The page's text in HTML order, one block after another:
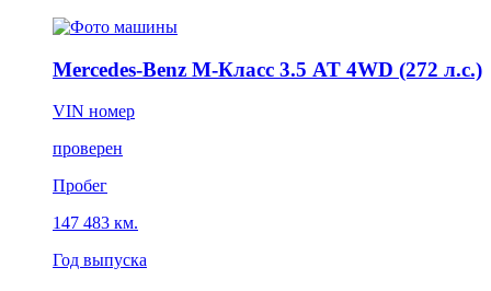
Mercedes-Benz M-Класс 3.5 AT 4WD (272 л.с.)
VIN номер
проверен
Пробег
147 483 км.
Год выпуска